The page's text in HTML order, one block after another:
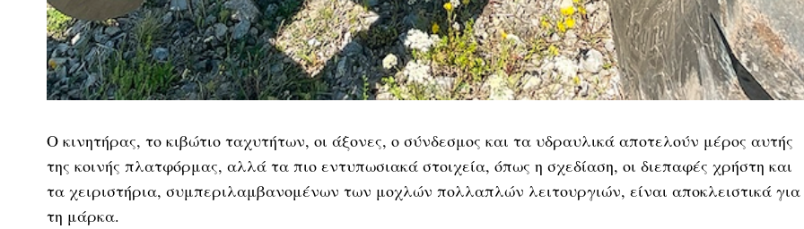
Ο κινητήρας, το κιβώτιο ταχυτήτων, οι άξονες, ο σύνδεσμος και τα υδραυλικά αποτελούν μέρος αυτής
της κοινής πλατφόρμας, αλλά τα πιο εντυπωσιακά στοιχεία, όπως η σχεδίαση, οι διεπαφές χρήστη και
τα χειριστήρια, συμπεριλαμβανομένων των μοχλών πολλαπλών λειτουργιών, είναι αποκλειστικά για
τη μάρκα.